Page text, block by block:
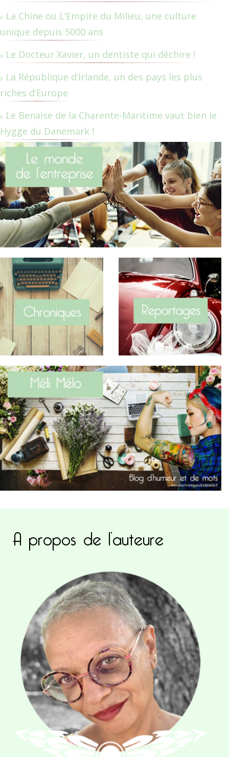
La Chine ou L’Empire du Milieu, une culture
unique depuis 5000 ans
Le Docteur Xavier, un dentiste qui déchire !
La République d’Irlande, un des pays les plus
riches d’Europe
Le Benaise de la Charente-Maritime vaut bien le
Hygge du Danemark !
A propos de l’auteure